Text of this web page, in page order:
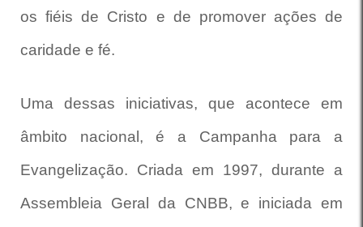
os fiéis de Cristo e de promover ações de
caridade e fé.
Uma dessas iniciativas, que acontece em
âmbito nacional, é a Campanha para a
Evangelização. Criada em 1997, durante a
Assembleia Geral da CNBB, e iniciada em